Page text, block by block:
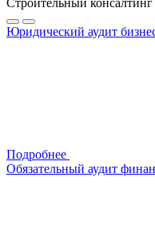
Юридический аудит
Подробнее
Обязательный аудит